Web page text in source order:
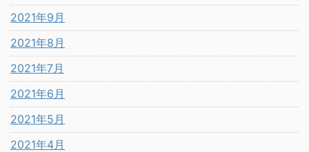
2021年9月
2021年8月
2021年7月
2021年6月
2021年5月
2021年4月